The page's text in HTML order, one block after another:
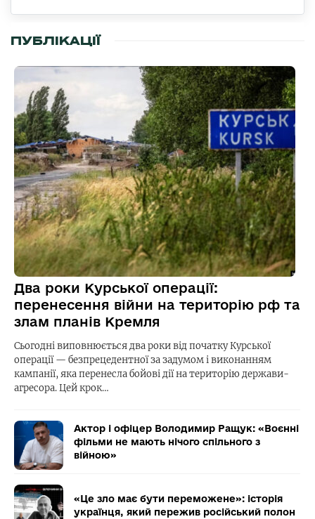
ПУБЛІКАЦІЇ
Два роки Курської операції:
перенесення війни на територію рф та
злам планів Кремля
Сьогодні виповнюється два роки від початку Курської
операції — безпрецедентної за задумом і виконанням
кампанії, яка перенесла бойові дії на територію держави-
агресора. Цей крок…
Актор і офіцер Володимир Ращук: «Воєнні
фільми не мають нічого спільного з
війною»
«Це зло має бути переможене»: історія
українця, який пережив російський полон